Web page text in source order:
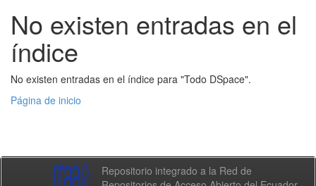
No existen entradas en el
índice
No existen entradas en el índice para "Todo DSpace".
Página de inicio
Repositorio integrado a la Red de